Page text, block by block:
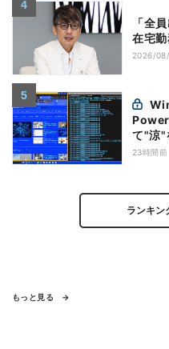
「全
在宅
2026/
て"涼"
23時間前
ランキン
もっと見る